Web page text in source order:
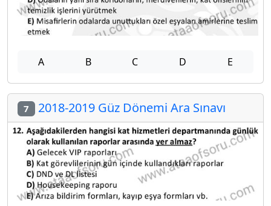
A B C D E
7 2018-2019 Güz Dönemi Ara Sınavı